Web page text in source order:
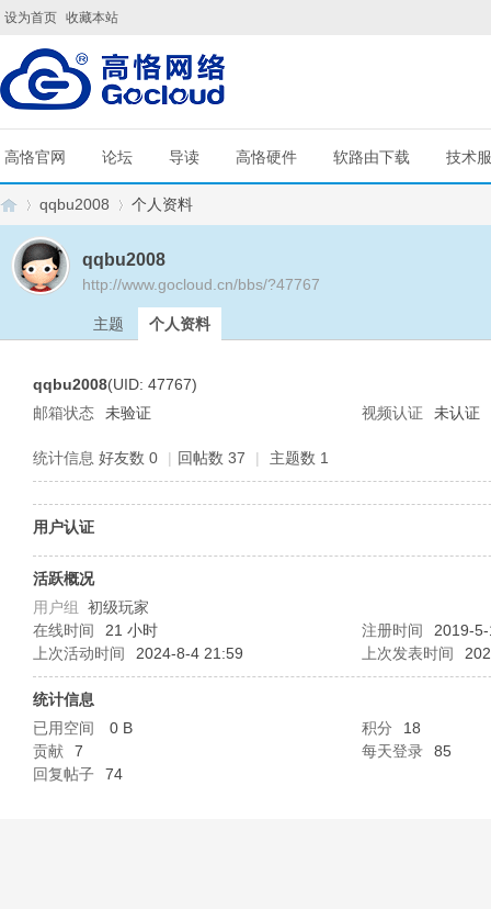
设为首页 收藏本站
高恪官网 论坛 导读 高恪硬件 软路由下载 技术
qqbu2008 个人资料
qqbu2008
http://www.gocloud.cn/bbs/?47767
主题 个人资料
qqbu2008(UID: 47767)
邮箱状态
未验证 视频认证 未认证
统计信息 好友数 0 | 回帖数 37 | 主题数 1
用户认证
活跃概况
用户组 初级玩家
在线时间
21 小时 注册时间
2019-
上次活动时间
2024-8-4 21:59 上次发表时间
统计信息
已用空间
0 B 积分
18
贡献
7 每天登录
85
回复帖子
74